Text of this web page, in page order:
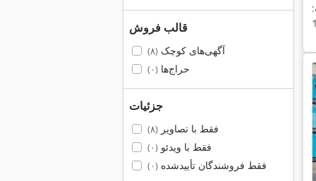
قالب فروش
آگهی‌های کوچک(۸)
حراج‌ها(۰)
جزئیات
فقط با تصاویر(۸)
فقط با ویدئو(۰)
فقط فروشندگان تأییدشده(۰)